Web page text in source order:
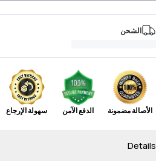
الشحن
الأصالة مضمونة الدفع الآمن سهولة الإرجاع
Details